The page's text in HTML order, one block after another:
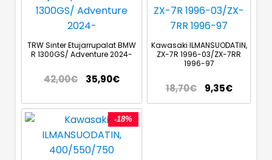
TRW Sinter Etujarrupalat BMW
R 1300GS/ Adventure 2024-
42,00€ 35,90€
Kawasaki ILMANSUODATIN,
ZX-7R 1996-03/ZX-7RR
1996-97
18,70€ 9,35€
-18%